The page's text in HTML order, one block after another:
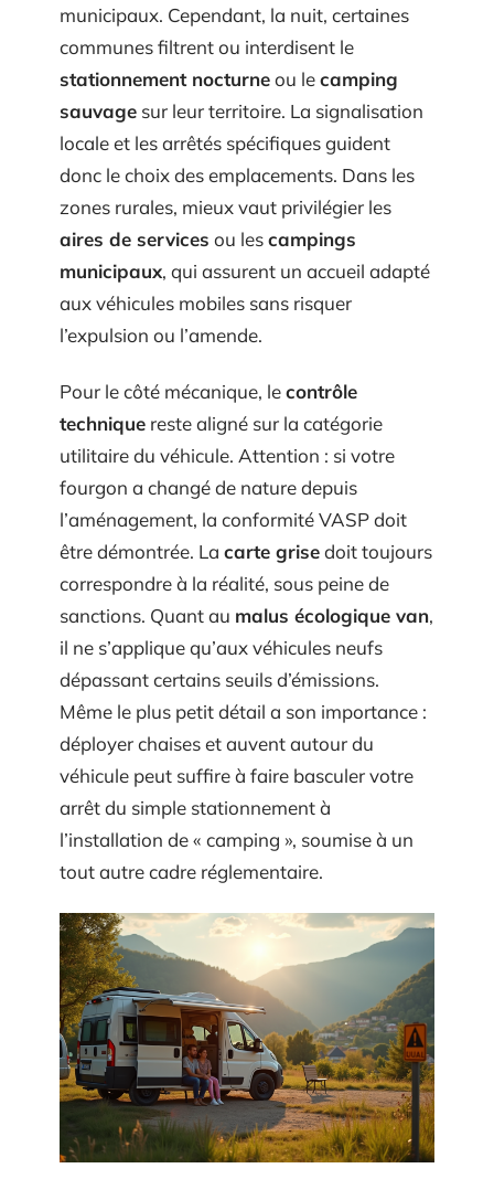
municipaux. Cependant, la nuit, certaines
communes filtrent ou interdisent le
stationnement nocturneou lecamping
sauvage sur leur territoire. La signalisation
locale et les arrêtés spécifiques guident
donc le choix des emplacements. Dans les
zones rurales, mieux vaut privilégier les
aires de services ou lescampings
municipaux, qui assurent un accueil adapté
aux véhicules mobiles sans risquer
l’expulsion ou l’amende.
Pour le côté mécanique, lecontrôle
technique reste aligné sur la catégorie
utilitaire du véhicule. Attention : si votre
fourgon a changé de nature depuis
l’aménagement, la conformité VASP doit
être démontrée. La carte grisedoit toujours
correspondre à la réalité, sous peine de
sanctions. Quant au malus écologique van,
il ne s’applique qu’aux véhicules neufs
dépassant certains seuils d’émissions.
Même le plus petit détail a son importance :
déployer chaises et auvent autour du
véhicule peut suffire à faire basculer votre
arrêt du simple stationnement à
l’installation de « camping », soumise à un
tout autre cadre réglementaire.